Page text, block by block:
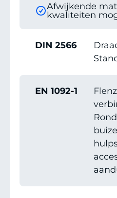
Afwijkende
kwaliteiten
DIN 2566
EN 1092-1